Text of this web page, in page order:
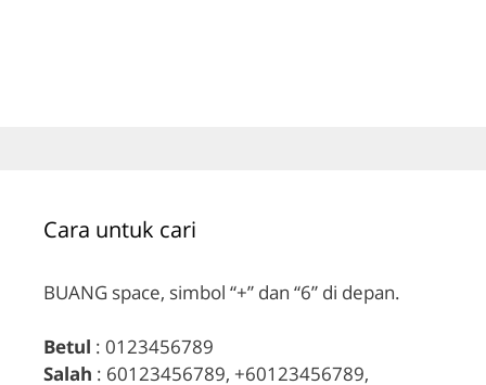
Cara untuk cari
BUANG space, simbol “+” dan “6” di depan.
Betul : 0123456789
Salah : 60123456789, +60123456789,